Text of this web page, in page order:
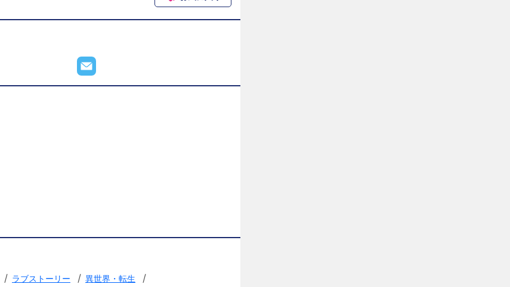
/ ラブストーリー / 異世界・転生 /